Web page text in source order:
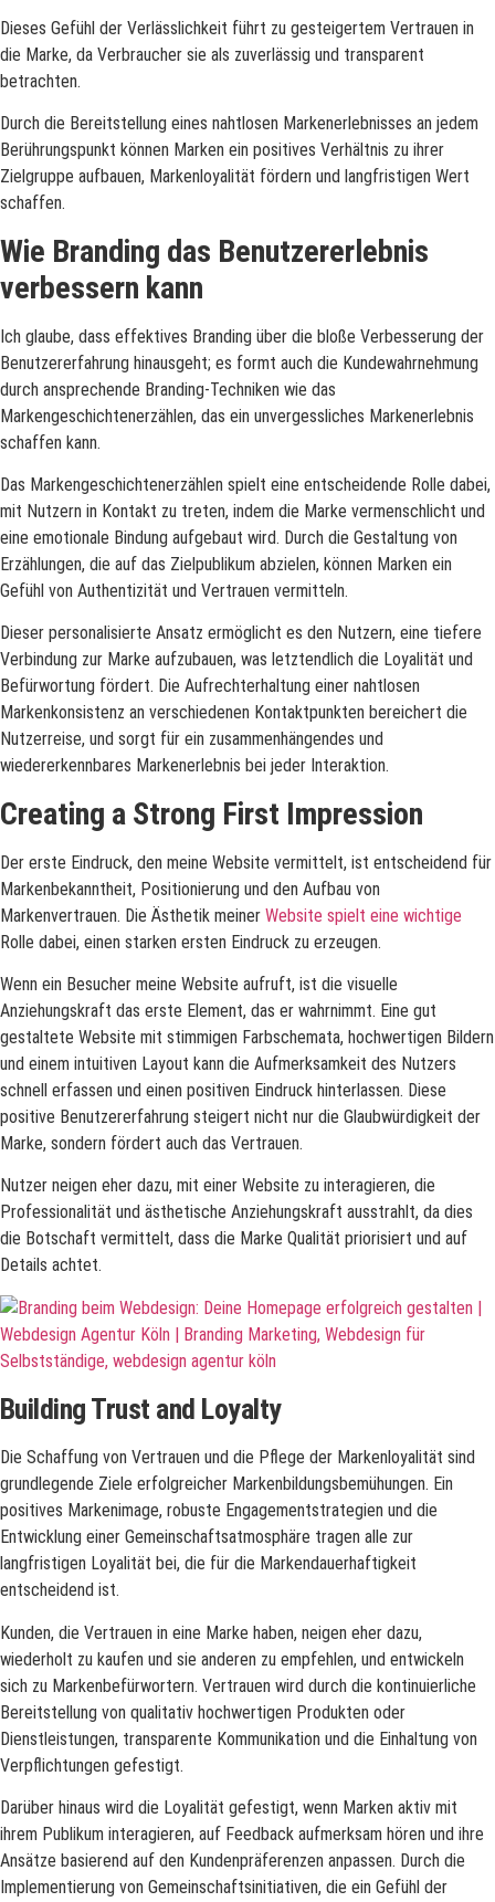
Dieses Gefühl der Verlässlichkeit führt zu gesteigertem Vertrauen in
die Marke, da Verbraucher sie als zuverlässig und transparent
betrachten.
Durch die Bereitstellung eines nahtlosen Markenerlebnisses an jedem
Berührungspunkt können Marken ein positives Verhältnis zu ihrer
Zielgruppe aufbauen, Markenloyalität fördern und langfristigen Wert
schaffen.
Wie Branding das Benutzererlebnis
verbessern kann
Ich glaube, dass effektives Branding über die bloße Verbesserung der
Benutzererfahrung hinausgeht; es formt auch die Kundewahrnehmung
durch ansprechende Branding-Techniken wie das
Markengeschichtenerzählen, das ein unvergessliches Markenerlebnis
schaffen kann.
Das Markengeschichtenerzählen spielt eine entscheidende Rolle dabei,
mit Nutzern in Kontakt zu treten, indem die Marke vermenschlicht und
eine emotionale Bindung aufgebaut wird. Durch die Gestaltung von
Erzählungen, die auf das Zielpublikum abzielen, können Marken ein
Gefühl von Authentizität und Vertrauen vermitteln.
Dieser personalisierte Ansatz ermöglicht es den Nutzern, eine tiefere
Verbindung zur Marke aufzubauen, was letztendlich die Loyalität und
Befürwortung fördert. Die Aufrechterhaltung einer nahtlosen
Markenkonsistenz an verschiedenen Kontaktpunkten bereichert die
Nutzerreise, und sorgt für ein zusammenhängendes und
wiedererkennbares Markenerlebnis bei jeder Interaktion.
Creating a Strong First Impression
Der erste Eindruck, den meine Website vermittelt, ist entscheidend für
Markenbekanntheit, Positionierung und den Aufbau von
Markenvertrauen. Die Ästhetik meiner Website spielt eine wichtige
Rolle dabei, einen starken ersten Eindruck zu erzeugen.
Wenn ein Besucher meine Website aufruft, ist die visuelle
Anziehungskraft das erste Element, das er wahrnimmt. Eine gut
gestaltete Website mit stimmigen Farbschemata, hochwertigen Bildern
und einem intuitiven Layout kann die Aufmerksamkeit des Nutzers
schnell erfassen und einen positiven Eindruck hinterlassen. Diese
positive Benutzererfahrung steigert nicht nur die Glaubwürdigkeit der
Marke, sondern fördert auch das Vertrauen.
Nutzer neigen eher dazu, mit einer Website zu interagieren, die
Professionalität und ästhetische Anziehungskraft ausstrahlt, da dies
die Botschaft vermittelt, dass die Marke Qualität priorisiert und auf
Details achtet.
Building Trust and Loyalty
Die Schaffung von Vertrauen und die Pflege der Markenloyalität sind
grundlegende Ziele erfolgreicher Markenbildungsbemühungen. Ein
positives Markenimage, robuste Engagementstrategien und die
Entwicklung einer Gemeinschaftsatmosphäre tragen alle zur
langfristigen Loyalität bei, die für die Markendauerhaftigkeit
entscheidend ist.
Kunden, die Vertrauen in eine Marke haben, neigen eher dazu,
wiederholt zu kaufen und sie anderen zu empfehlen, und entwickeln
sich zu Markenbefürwortern. Vertrauen wird durch die kontinuierliche
Bereitstellung von qualitativ hochwertigen Produkten oder
Dienstleistungen, transparente Kommunikation und die Einhaltung von
Verpflichtungen gefestigt.
Darüber hinaus wird die Loyalität gefestigt, wenn Marken aktiv mit
ihrem Publikum interagieren, auf Feedback aufmerksam hören und ihre
Ansätze basierend auf den Kundenpräferenzen anpassen. Durch die
Implementierung von Gemeinschaftsinitiativen, die ein Gefühl der